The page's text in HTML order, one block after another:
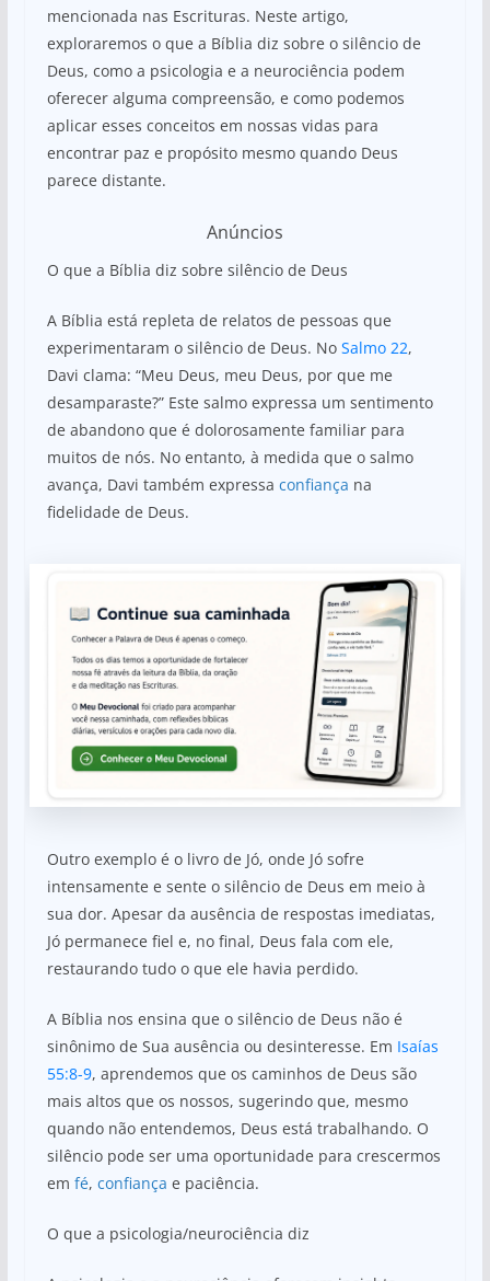
mencionada nas Escrituras. Neste artigo,
exploraremos o que a Bíblia diz sobre o silêncio de
Deus, como a psicologia e a neurociência podem
oferecer alguma compreensão, e como podemos
aplicar esses conceitos em nossas vidas para
encontrar paz e propósito mesmo quando Deus
parece distante.
Anúncios
O que a Bíblia diz sobre silêncio de Deus
A Bíblia está repleta de relatos de pessoas que
experimentaram o silêncio de Deus. No Salmo 22,
Davi clama: “Meu Deus, meu Deus, por que me
desamparaste?” Este salmo expressa um sentimento
de abandono que é dolorosamente familiar para
muitos de nós. No entanto, à medida que o salmo
avança, Davi também expressa confiança na
fidelidade de Deus.
Outro exemplo é o livro de Jó, onde Jó sofre
intensamente e sente o silêncio de Deus em meio à
sua dor. Apesar da ausência de respostas imediatas,
Jó permanece fiel e, no final, Deus fala com ele,
restaurando tudo o que ele havia perdido.
A Bíblia nos ensina que o silêncio de Deus não é
sinônimo de Sua ausência ou desinteresse. Em Isaías
55:8-9, aprendemos que os caminhos de Deus são
mais altos que os nossos, sugerindo que, mesmo
quando não entendemos, Deus está trabalhando. O
silêncio pode ser uma oportunidade para crescermos
em fé, confiança e paciência.
O que a psicologia/neurociência diz